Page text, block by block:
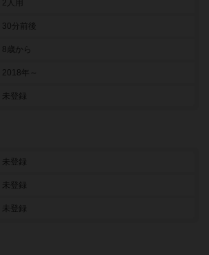
2人用
30分前後
8歳から
2018年～
未登録
未登録
未登録
未登録